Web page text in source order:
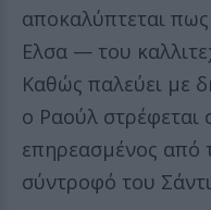
αποκαλύπτεται πως
Ελσα — του
Καθώς παλεύει με
ο Ραούλ στρέφεται
επηρεασμένος από
σύντροφό του